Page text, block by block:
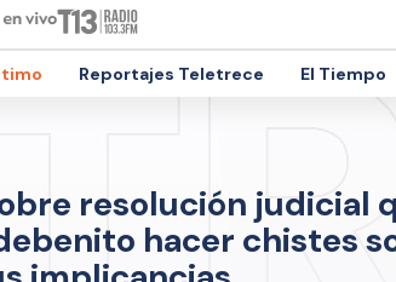
Reportajes Teletrece El Tiempo
resolución judicial
hacer chistes